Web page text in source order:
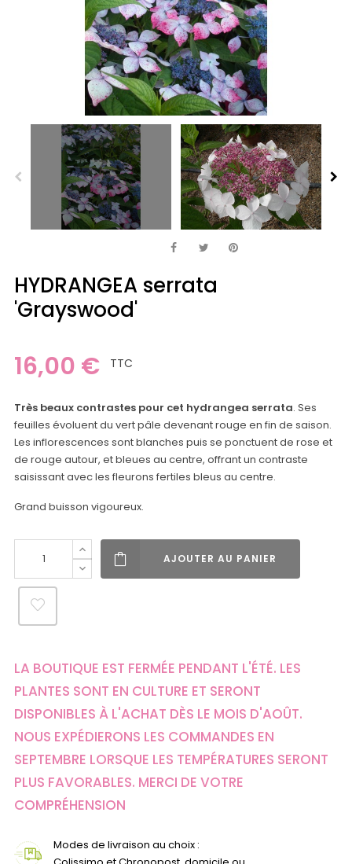
HYDRANGEA serrata
'Grayswood'
16,00 € TTC
Très beaux contrastes pour cet hydrangea serrata. Ses
feuilles évoluent du vert pâle devenant rouge en fin de saison.
Les inflorescences sont blanches puis se ponctuent de rose et
de rouge autour, et bleues au centre, offrant un contraste
saisissant avec les fleurons fertiles bleus au centre.
Grand buisson vigoureux.
AJOUTER AU PANIER
LA BOUTIQUE EST FERMÉE PENDANT L'ÉTÉ. LES
PLANTES SONT EN CULTURE ET SERONT
DISPONIBLES À L'ACHAT DÈS LE MOIS D'AOÛT.
NOUS EXPÉDIERONS LES COMMANDES EN
SEPTEMBRE LORSQUE LES TEMPÉRATURES SERONT
PLUS FAVORABLES. MERCI DE VOTRE
COMPRÉHENSION
Modes de livraison au choix :